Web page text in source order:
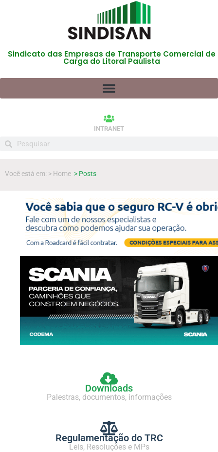
Sindicato das Empresas de Transporte Comercial de
Carga do Litoral Paulista
INTRANET
Você está em: > Home > Posts
Downloads
Palestras, documentos, informações
Regulamentação do TRC
Leis, Resoluções e MPs